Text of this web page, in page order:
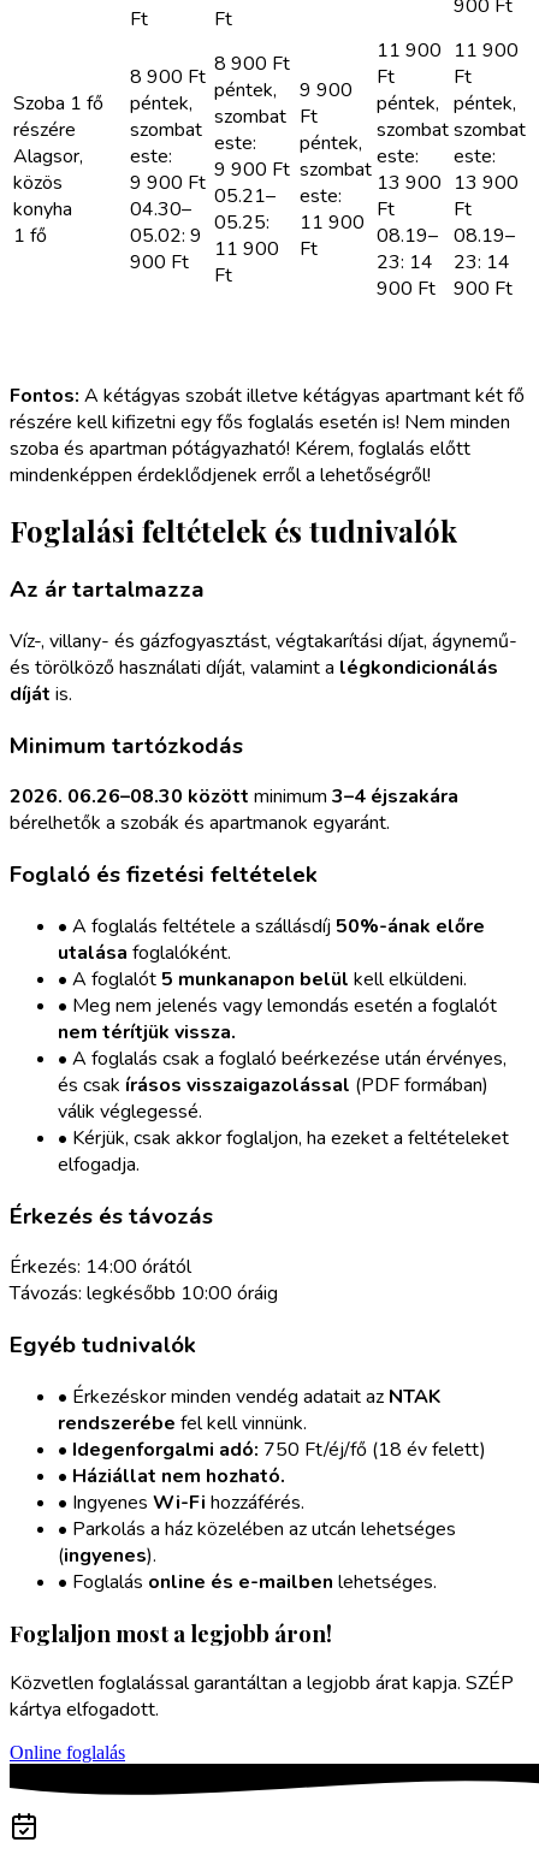
Ft
Ft
900 Ft
Szoba 1 fő
részére
Alagsor,
közös
konyha
1 fő
8 900 Ft
péntek,
szombat
este:
9 900 Ft
04.30–
05.02: 9
900 Ft
8 900 Ft
péntek,
szombat
este:
9 900 Ft
05.21–
05.25:
11 900
Ft
9 900
Ft
péntek,
szombat
este:
11 900
Ft
11 900
Ft
péntek,
szombat
este:
13 900
Ft
08.19–
23: 14
900 Ft
11 900
Ft
péntek,
szombat
este:
13 900
Ft
08.19–
23: 14
900 Ft
Fontos: A kétágyas szobát illetve kétágyas apartmant két fő
részére kell kifizetni egy fős foglalás esetén is! Nem minden
szoba és apartman pótágyazható! Kérem, foglalás előtt
mindenképpen érdeklődjenek erről a lehetőségről!
Foglalási feltételek és tudnivalók
Az ár tartalmazza
Víz-, villany- és gázfogyasztást, végtakarítási díjat, ágynemű-
és törölköző használati díját, valamint a légkondicionálás
díját is.
Minimum tartózkodás
2026. 06.26–08.30 között minimum 3–4 éjszakára
bérelhetők a szobák és apartmanok egyaránt.
Foglaló és fizetési feltételek
• A foglalás feltétele a szállásdíj 50%-ának előre
utalása foglalóként.
• A foglalót 5 munkanapon belül kell elküldeni.
• Meg nem jelenés vagy lemondás esetén a foglalót
nem térítjük vissza.
• A foglalás csak a foglaló beérkezése után érvényes,
és csak írásos visszaigazolással (PDF formában)
válik véglegessé.
• Kérjük, csak akkor foglaljon, ha ezeket a feltételeket
elfogadja.
Érkezés és távozás
Érkezés: 14:00 órától
Távozás: legkésőbb 10:00 óráig
Egyéb tudnivalók
• Érkezéskor minden vendég adatait az NTAK
rendszerébe fel kell vinnünk.
• Idegenforgalmi adó: 750 Ft/éj/fő (18 év felett)
• Háziállat nem hozható.
• Ingyenes Wi-Fi hozzáférés.
• Parkolás a ház közelében az utcán lehetséges
(ingyenes).
• Foglalás online és e-mailben lehetséges.
Foglaljon most a legjobb áron!
Közvetlen foglalással garantáltan a legjobb árat kapja. SZÉP
kártya elfogadott.
Online foglalás